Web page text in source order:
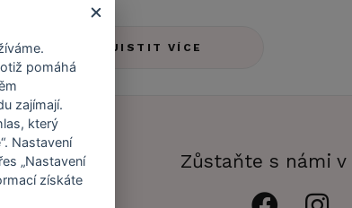
ZJISTIT VÍCE
účet Zůstaňte s námi
pomáhá
zajímají.
který
Nastavení
„Nastavení
získáte